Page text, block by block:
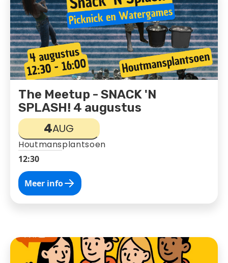
The Meetup - SNACK 'N
SPLASH! 4 augustus
4AUG
Houtmansplantsoen
12:30
Meer info